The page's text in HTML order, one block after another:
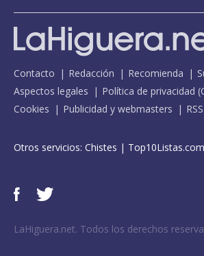
Contacto Redacción Recomienda
Aspectos legales
Política de privacidad (
Cookies
Publicidad y webmasters RSS
Otros servicios: Chistes | Top10Listas.com
LaHiguera.net. Todos los derechos